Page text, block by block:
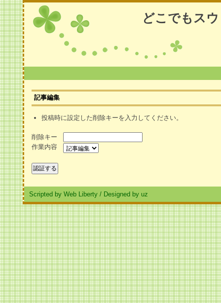
どこでもス
記事編集
投稿時に設定した削除キーを入力してください。
削除キー
作業内容
Scripted by Web Liberty / Designed by uz